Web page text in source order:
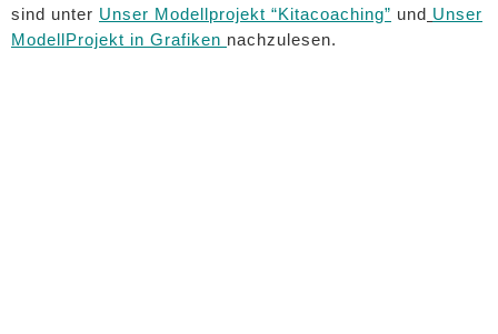
sind unter Unser Modellprojekt “Kitacoaching” und Unser
ModellProjekt in Grafiken nachzulesen.